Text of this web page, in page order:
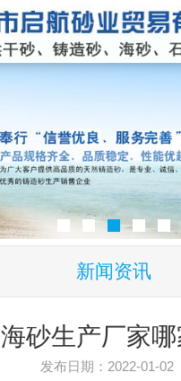
新闻资讯
海砂生产厂家
发布日期：2022-01-02